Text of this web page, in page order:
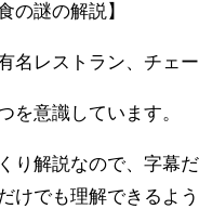
の謎の解説】
名レストラン、チェー
を意識しています。
り解説なので、字幕
けでも理解できるよ